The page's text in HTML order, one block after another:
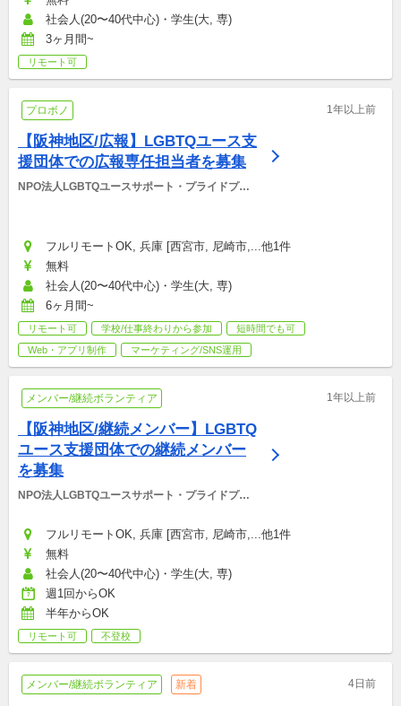
社会人(20〜40代中心)・学生(大, 専)
3ヶ月間~
リモート可
プロボノ 1年以上前
【阪神地区/広報】LGBTQユース支
援団体での広報専任担当者を募集
NPO法人LGBTQユースサポート・プライドプロ
フルリモートOK, 兵庫 [西宮市, 尼崎市,...他1件
無料
社会人(20〜40代中心)・学生(大, 専)
6ヶ月間~
リモート可 学校/仕事終わりから参加
短時間でも可
Web・アプリ制作
マーケティング/SNS運用
メンバー/継続ボランティア 1年以上前
【阪神地区/継続メンバー】LGBTQ
ユース支援団体での継続メンバー
を募集
NPO法人LGBTQユースサポート・プライドプロ
フルリモートOK, 兵庫 [西宮市, 尼崎市,...他1件
無料
社会人(20〜40代中心)・学生(大, 専)
週1回からOK
半年からOK
リモート可 不登校
メンバー/継続ボランティア 新着 4日前